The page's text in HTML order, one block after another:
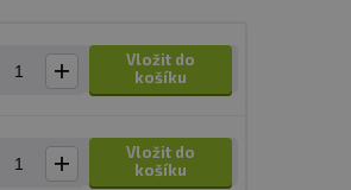
Vložit do
košíku
Vložit do
košíku